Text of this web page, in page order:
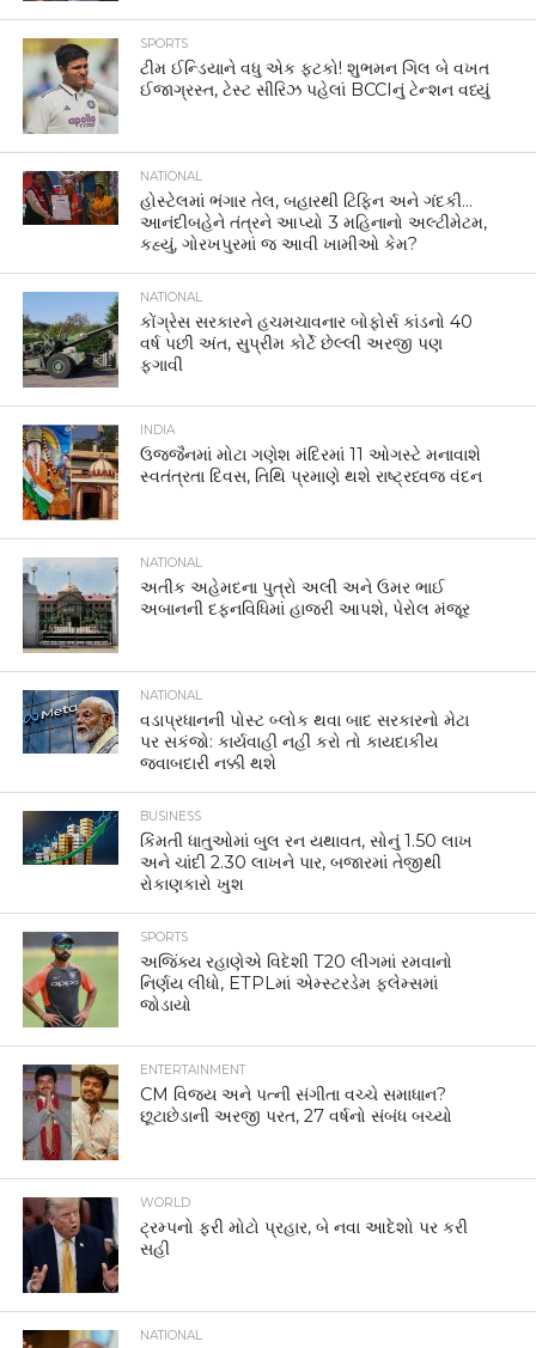
SPORTS
ટીમ ઈન્ડિયાને વધુ એક ફટકો! શુભમન ગિલ બે વખત
ઈજાગ્રસ્ત, ટેસ્ટ સીરિઝ પહેલાં BCCIનું ટેન્શન વધ્યું
NATIONAL
હોસ્ટેલમાં ભંગાર તેલ, બહારથી ટિફિન અને ગંદકી…
આનંદીબહેને તંત્રને આપ્યો 3 મહિનાનો અલ્ટીમેટમ,
કહ્યું, ગોરખપુરમાં જ આવી ખામીઓ કેમ?
NATIONAL
કોંગ્રેસ સરકારને હચમચાવનાર બોફોર્સ કાંડનો 40
વર્ષ પછી અંત, સુપ્રીમ કોર્ટે છેલ્લી અરજી પણ
ફગાવી
INDIA
ઉજ્જૈનમાં મોટા ગણેશ મંદિરમાં 11 ઓગસ્ટે મનાવાશે
સ્વતંત્રતા દિવસ, તિથિ પ્રમાણે થશે રાષ્ટ્રધ્વજ વંદન
NATIONAL
અતીક અહેમદના પુત્રો અલી અને ઉમર ભાઈ
અબાનની દફનવિધિમાં હાજરી આપશે, પેરોલ મંજૂર
NATIONAL
વડાપ્રધાનની પોસ્ટ બ્લોક થવા બાદ સરકારનો મેટા
પર સકંજો: કાર્યવાહી નહીં કરો તો કાયદાકીય
જવાબદારી નક્કી થશે
BUSINESS
કિંમતી ધાતુઓમાં બુલ રન યથાવત, સોનું 1.50 લાખ
અને ચાંદી 2.30 લાખને પાર, બજારમાં તેજીથી
રોકાણકારો ખુશ
SPORTS
અજિંક્ય રહાણેએ વિદેશી T20 લીગમાં રમવાનો
નિર્ણય લીધો, ETPLમાં એમ્સ્ટરડેમ ફ્લેમ્સમાં
જોડાયો
ENTERTAINMENT
CM વિજય અને પત્ની સંગીતા વચ્ચે સમાધાન?
છૂટાછેડાની અરજી પરત, 27 વર્ષનો સંબંધ બચ્યો
WORLD
ટ્રમ્પનો ફરી મોટો પ્રહાર, બે નવા આદેશો પર કરી
સહી
NATIONAL